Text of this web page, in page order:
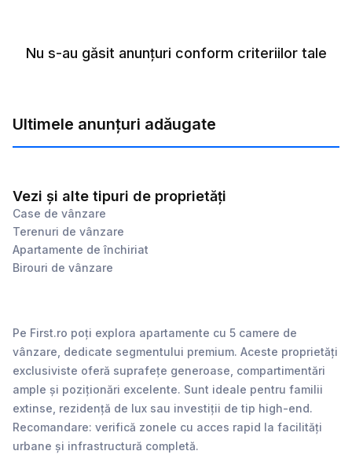
Nu s-au găsit anunțuri conform criteriilor tale
Ultimele anunțuri adăugate
Vezi și alte tipuri de proprietăți
Case de vânzare
Terenuri de vânzare
Apartamente de închiriat
Birouri de vânzare
Pe First.ro poți explora apartamente cu 5 camere de
vânzare, dedicate segmentului premium. Aceste proprietăți
exclusiviste oferă suprafețe generoase, compartimentări
ample și poziționări excelente. Sunt ideale pentru familii
extinse, rezidență de lux sau investiții de tip high-end.
Recomandare: verifică zonele cu acces rapid la facilități
urbane și infrastructură completă.